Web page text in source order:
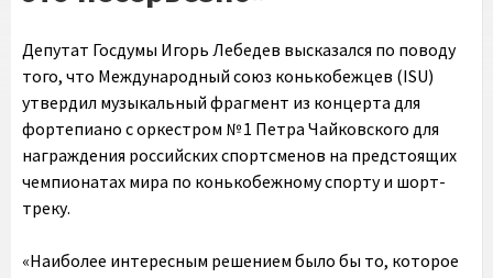
Депутат Госдумы Игорь Лебедев высказался по поводу
того, что Международный союз конькобежцев (ISU)
утвердил музыкальный фрагмент из концерта для
фортепиано с оркестром № 1 Петра Чайковского для
награждения российских спортсменов на предстоящих
чемпионатах мира по конькобежному спорту и шорт-
треку.
«Наиболее интересным решением было бы то, которое